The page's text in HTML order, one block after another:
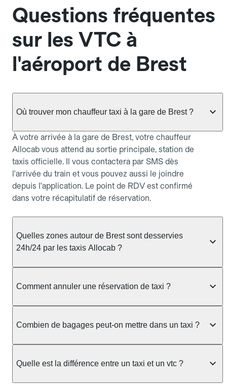
Questions fréquentes
sur les VTC à
l'aéroport de Brest
Où trouver mon chauffeur taxi à la gare de Brest ?
À votre arrivée à la gare de Brest, votre chauffeur
Allocab vous attend au sortie principale, station de
taxis officielle. Il vous contactera par SMS dès
l'arrivée du train et vous pouvez aussi le joindre
depuis l'application. Le point de RDV est confirmé
dans votre récapitulatif de réservation.
Quelles zones autour de Brest sont desservies
24h/24 par les taxis Allocab ?
dans les communes voisines : Brest, Bohars,
Plabennec. Pour les courses entre 22h et 6h, il est
conseillé de réserver à l'avance afin de garantir la
pics de demande (sorties d'événements, retours
d'aéroport).
Comment annuler une réservation de taxi ?
allocab.com ou l'application, rubrique Mes
l'annulation est gratuite jusqu'à 30 minutes avant le
départ. Pour une réservation immédiate, elle est
Combien de bagages peut-on mettre dans un taxi ?
taxi berline accueille en général jusqu'à 3 bagages
Quelle est la différence entre un taxi et un vtc ?